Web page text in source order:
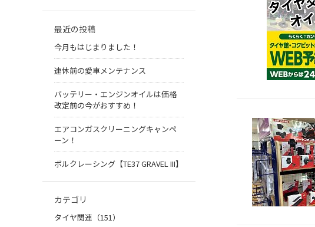
最近の投稿
今月もはじまりました！
連休前の愛車メンテナンス
バッテリー・エンジンオイルは価格
改定前の今がおすすめ！
エアコンガスクリーニングキャンペ
ーン！
ボルクレーシング【TE37 GRAVEL III】
カテゴリ
タイヤ関連（151）